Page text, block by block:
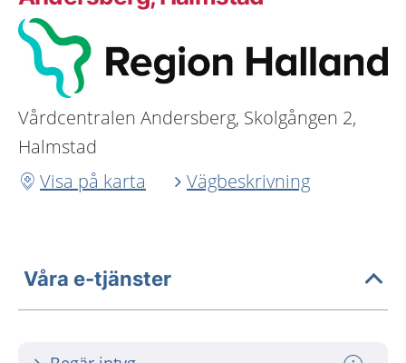
Vårdcentralen Andersberg, Skolgången 2,
Halmstad
Visa på karta
Vägbeskrivning
Våra e-tjänster